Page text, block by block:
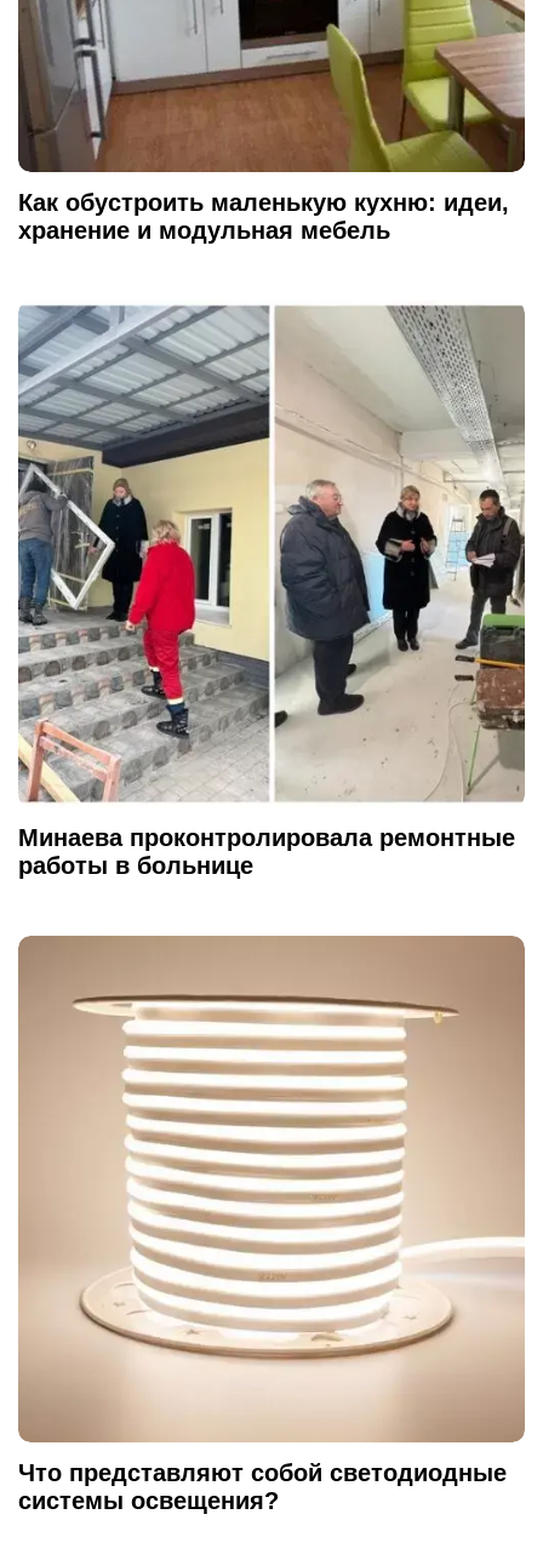
Как обустроить маленькую кухню: идеи,
хранение и модульная мебель
Минаева проконтролировала ремонтные
работы в больнице
Что представляют собой светодиодные
системы освещения?